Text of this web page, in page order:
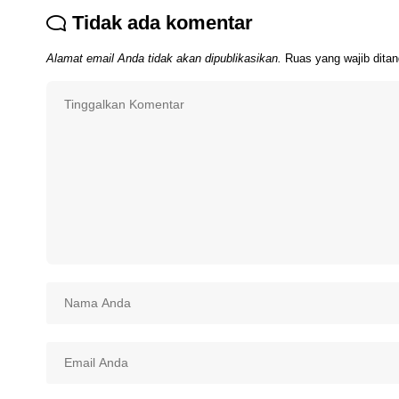
Tidak ada komentar
Alamat email Anda tidak akan dipublikasikan. Ruas yang wajib